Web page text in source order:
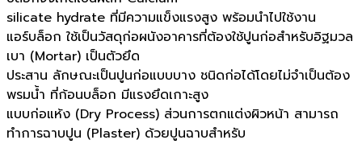
silicate hydrate ที่มีความแข็งแรงสูง พร้อมนำไปใช้งาน
แอร์บล็อก ใช้เป็นวัสดุก่อผนังอาคารที่ต้องใช้ปูนก่อสำหรับอิฐมวล
เบา (Mortar) เป็นตัวยึด
ประสาน ลักษณะเป็นปูนก่อแบบบาง ชนิดก่อได้โดยไม่จำเป็นต้อง
พรมน้ำ ที่ก้อนบล็อก มีแรงยึดเกาะสูง
แบบก่อแห้ง (Dry Process) ส่วนการตกแต่งผิวหน้า สามารถ
ทำการฉาบปูน (Plaster) ด้วยปูนฉาบสำหรับ